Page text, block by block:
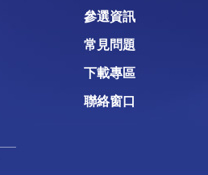
參選資訊
常見問題
下載專區
聯絡窗口